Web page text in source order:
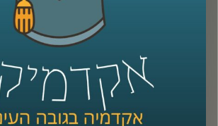
AudioVersity